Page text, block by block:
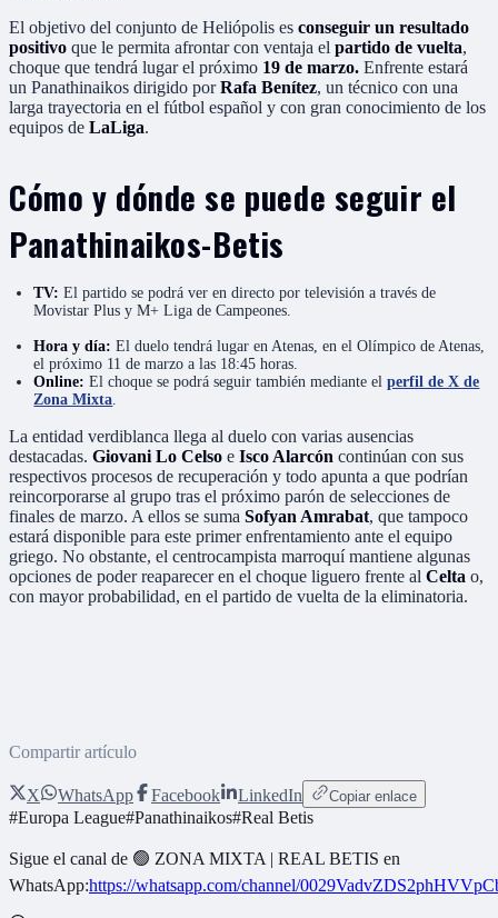
El objetivo del conjunto de Heliópolis es conseguir un resultado
positivo que le permita afrontar con ventaja el partido de vuelta,
choque que tendrá lugar el próximo 19 de marzo. Enfrente estará
un Panathinaikos dirigido porRafa Benítez, un técnico con una
larga trayectoria en el fútbol español y con gran conocimiento de los
equipos de LaLiga.
Cómo y dónde se puede seguir el
Panathinaikos-Betis
TV: El partido se podrá ver en directo por televisión a través de
Movistar Plus y M+ Liga de Campeones.
Hora y día: El duelo tendrá lugar en Atenas, en el Olímpico de Atenas,
el próximo 11 de marzo a las 18:45 horas.
Online:El choque se podrá seguir también mediante elperfil de X de
Zona Mixta
La entidad verdiblanca llega al duelo con varias ausencias
destacadas. Giovani Lo Celso e Isco Alarcón continúan con sus
respectivos procesos de recuperación y todo apunta a que podrían
reincorporarse al grupo tras el próximo parón de selecciones de
finales de marzo. A ellos se suma Sofyan Amrabat, que tampoco
estará disponible para este primer enfrentamiento ante el equipo
griego. No obstante, el centrocampista marroquí mantiene algunas
opciones de poder reaparecer en el choque liguero frente al Celta o,
con mayor probabilidad, en el partido de vuelta de la eliminatoria.
Compartir artículo
X WhatsApp Facebook LinkedIn Copiar enlace
#Europa League#Panathinaikos#Real Betis
Sigue el canal de 🟢 ZONA MIXTA | REAL BETIS en
WhatsApp:https://whatsapp.com/channel/